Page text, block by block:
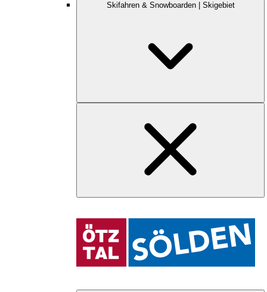
Skifahren & Snowboarden | Skigebiet